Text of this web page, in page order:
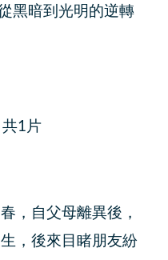
黑暗到光明的逆轉
1片
，自父母離異後，
，後來目睹朋友紛